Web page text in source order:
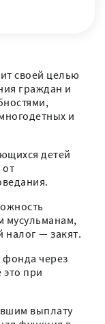
своей целью
граждан и
и
детей
мусульманам,
налог — закят.
фонда через
это при
выплату